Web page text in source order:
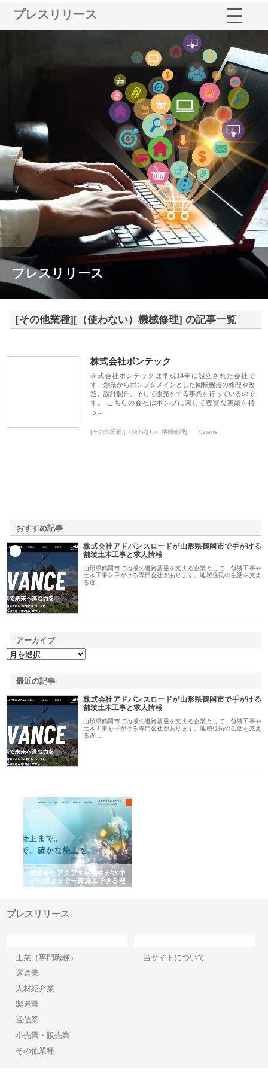
プレスリリース
プレスリリース
[その他業種][（使わない）機械修理] の記事一覧
株式会社ポンテック
株式会社ポンテックは平成14年に設立された会社で
す。創業からポンプをメインとした回転機器の修理や改
造、設計製作、そして販売をする事業を行っているので
す。 こちらの会社はポンプに関して豊富な実績を持
っ…
[その他業種][（使わない）機械修理] 0views
おすすめ記事
株式会社アドバンスロードが山形県鶴岡市で手がける
舗装土木工事と求人情報
山形県鶴岡市で地域の道路基盤を支える企業として、舗装工事や
土木工事を手がける専門会社があります。地域住民の生活を支え
る道…
アーカイブ
最近の記事
株式会社アドバンスロードが山形県鶴岡市で手がける
舗装土木工事と求人情報
山形県鶴岡市で地域の道路基盤を支える企業として、舗装工事や
土木工事を手がける専門会社があります。地域住民の生活を支え
る道…
株式会社アクアスペースが水中
から陸上まで一貫施工できる理
由
プレスリリース
士業（専門職種）
運送業
人材紹介業
製造業
通信業
小売業・販売業
その他業種
当サイトについて